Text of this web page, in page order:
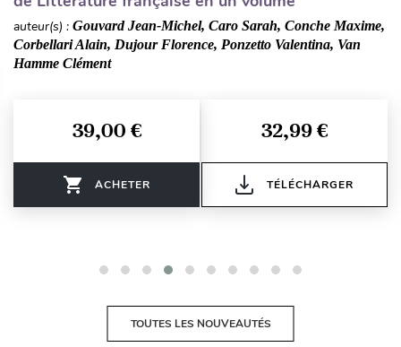
auteur(s) :Speller Marie-Virginie
22,00 €
ACHETER TÉLÉCHARGER
TOUTES LES NOUVEAUTÉS